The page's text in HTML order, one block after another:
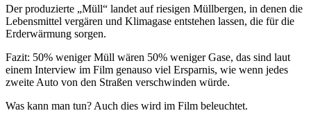
Der produzierte „Müll“ landet auf riesigen Müllbergen, in denen die
Lebensmittel vergären und Klimagase entstehen lassen, die für die
Erderwärmung sorgen.
Fazit: 50% weniger Müll wären 50% weniger Gase, das sind laut
einem Interview im Film genauso viel Ersparnis, wie wenn jedes
zweite Auto von den Straßen verschwinden würde.
Was kann man tun? Auch dies wird im Film beleuchtet.